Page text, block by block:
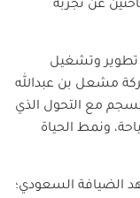
عن تجربة
تطوير وتشغيل
مشعل بن عبدالله
مع التحول الذي
ونمط الحياة
الضيافة السعودي؛